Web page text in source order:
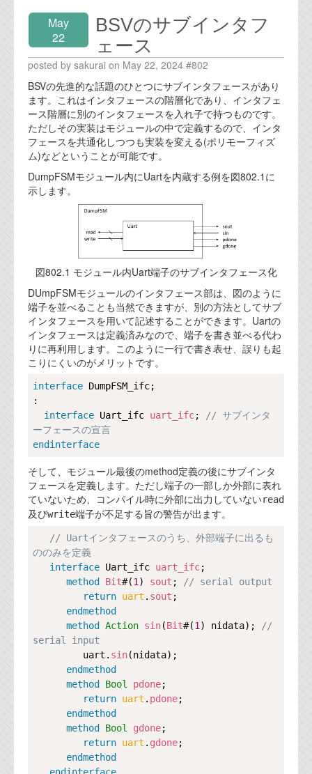
May
22
BSVのサブインタフ
ェース
posted by sakurai on May 22, 2024 #802
BSVの先進的な話題のひとつにサブインタフェースがあり
ます。これはインタフェースの階層化であり、インタフェ
ース階層に別のインタフェースを入れ子で持つものです。
ただしその実装はモジュールの中で定義するので、インタ
フェースを共通化しつつも実装を変える(ポリモーフィズ
ム)などということが可能です。
DumpFSMモジュール内にUartを内蔵する例を図802.1に
示します。
図802.1 モジュール内Uart端子のサブインタフェース化
DUmpFSMモジュールのインタフェース部は、図のように
端子を並べることも当然できますが、別の方法としてサブ
インタフェースを用いて記述することができます。Uartの
インタフェースは定義済みなので、端子を書き並べる代わ
りに再利用します。このように一行で書き表せ、誤りも起
こりにくいのがメリットです。
interface DumpFSM_ifc;
:
interface Uart_ifc uart_ifc; // サブインタ
ーフェースの宣言
endinterface
そして、モジュール最後のmethod定義の後にサブインタ
フェースを定義します。ただし端子の一部しか外部に表れ
ていないため、コンパイル時に外部に出力していないread
及びwrite端子が不足する旨の警告が出ます。
// Uartインタフェースのうち、外部端子に出るも
ののみを定義
interface Uart_ifc uart_ifc;
method
Bit#(1) sout ; // serial output
return uart . sout ;
endmethod
method
Action sin(Bit#(1) nidata); //
serial input
         uart.
sin(nidata);
endmethod
method
Bool pdone;
return uart . pdone;
endmethod
method
Bool gdone;
return uart . gdone;
endmethod
Copy